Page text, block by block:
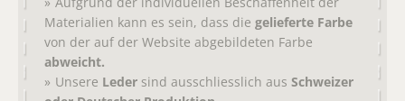
Materialien kann es sein, dass die gelieferte Farbe
von der auf der Website abgebildeten Farbe
abweicht.
Unsere Leder sind ausschliesslich aus Schweizer